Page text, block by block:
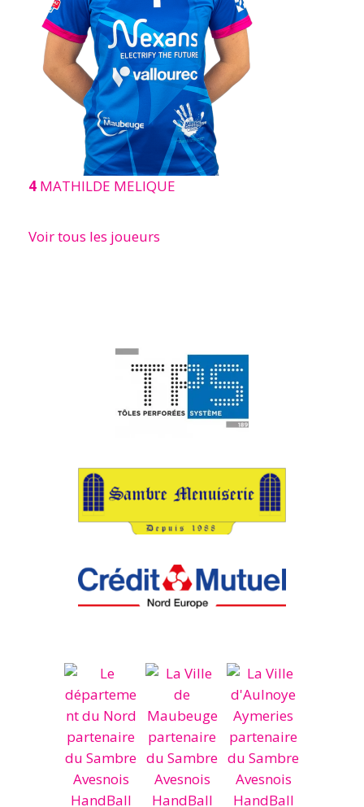
4 MATHILDE MELIQUE
Voir tous les joueurs